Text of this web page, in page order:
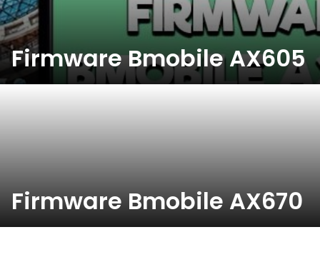
Firmware Bmobile AX605
Firmware Bmobile AX670